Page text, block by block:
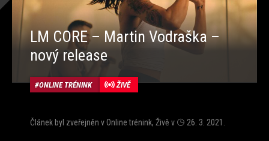
LM CORE – Martin Vodraška –
nový release
ONLINE TRÉNINK ŽIVĚ
Článek byl zveřejněn vOnline trénink, Živě v 26. 3. 2021